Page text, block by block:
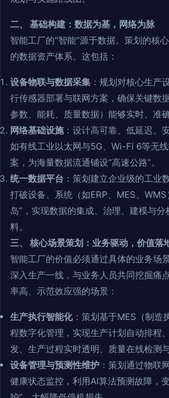
二、 基础构建：数据为基，网络为脉
智能工厂的“智能”源于数据。策划的核
的数据资产体系。这包括：
设备物联与数据采集 ：规划对核心生产
行传感器部署与联网方案，确保关键数
参数、能耗、质量数据）能够实时、准
网络基础设施：设计高可靠、低延迟、
如有线工业以太网与5G、Wi-Fi 6等无
案，为海量数据流通铺设“高速公路”。
统一数据平台 ：策划建立企业级的工业
打破设备、系统（如ERP、MES、
岛”，实现数据的集成、治理、建模与
料。
三、 核心场景策划：业务驱动，价值落
智能工厂的价值必须通过具体的业务场
深入生产一线，与业务人员共同挖掘痛
率高、示范效应强的场景：
生产执行智能化：策划基于MES（制造
程数字化管理，实现生产计划自动排程
发、生产过程实时透明、质量在线检测与
设备管理与预测性维护 ：策划通过物联
健康状态监控，利用AI算法预测故障，